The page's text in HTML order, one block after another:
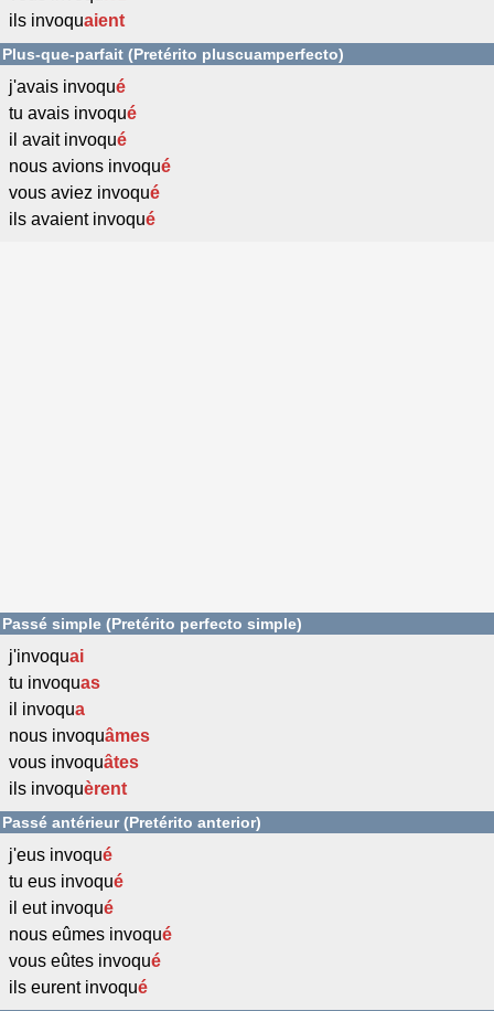
ils invoquaient
Plus-que-parfait (Pretérito pluscuamperfecto)
j'avais invoqué
tu avais invoqué
il avait invoqué
nous avions invoqué
vous aviez invoqué
ils avaient invoqué
Passé simple (Pretérito perfecto simple)
j'invoquai
tu invoquas
il invoqua
nous invoquâmes
vous invoquâtes
ils invoquèrent
Passé antérieur (Pretérito anterior)
j'eus invoqué
tu eus invoqué
il eut invoqué
nous eûmes invoqué
vous eûtes invoqué
ils eurent invoqué